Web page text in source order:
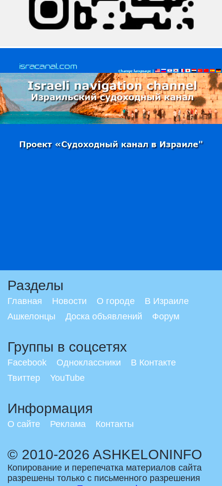
Разделы
Главная Новости О городе
В Израиле
Ашкелонцы
Доска объявлений Форум
Группы в соцсетях
Facebook Одноклассники
В Контакте
Твиттер
YouTube
Информация
О сайте Реклама Контакты
© 2010-2026 ASHKELONINFO
Копирование и перепечатка материалов сайта
разрешены только с письменного разрешения